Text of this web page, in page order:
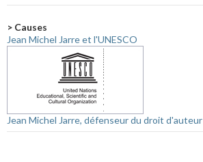
> Causes
Jean Michel Jarre et l'UNESCO
Jean Michel Jarre, défenseur du droit d'auteur